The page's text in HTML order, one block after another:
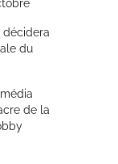
décidera
du
de la